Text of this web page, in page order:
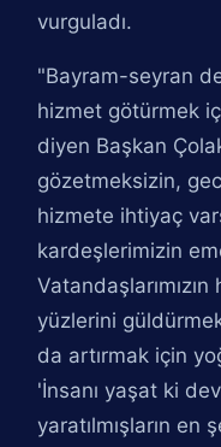
vurguladı.
"Bayram-seyran
hizmet götürmek
diyen Başkan
gözetmeksizin,
hizmete ihtiyaç
kardeşlerimizin
Vatandaşlarımızın
yüzlerini
da artırmak için
'İnsanı yaşat ki
yaratılmışların